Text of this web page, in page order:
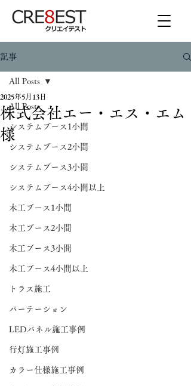
記事
All Posts
システムブース1小間
システムブース2小間
システムブース3小間
システムブース4小間以上
木工ブース1小間
木工ブース2小間
木工ブース3小間
木工ブース4小間以上
トラス施工
パーテーション
LEDパネル施工事例
行灯施工事例
カラー仕様施工事例
All Posts
株式会社エー・エス・エム
様
2025年5月13日